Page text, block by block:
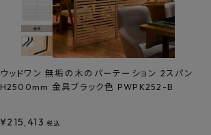
ウッドワン 無垢の木のパーテーション 2スパン
H2500mm 金具ブラック色 PWPK252-B
¥215,413 税込